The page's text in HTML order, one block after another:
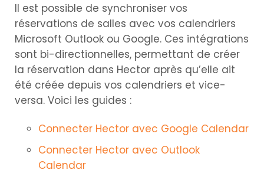
Il est possible de synchroniser vos
réservations de salles avec vos calendriers
Microsoft Outlook ou Google. Ces intégrations
sont bi-directionnelles, permettant de créer
la réservation dans Hector après qu’elle ait
été créée depuis vos calendriers et vice-
versa. Voici les guides :
Connecter Hector avec Google Calendar
Connecter Hector avec Outlook
Calendar